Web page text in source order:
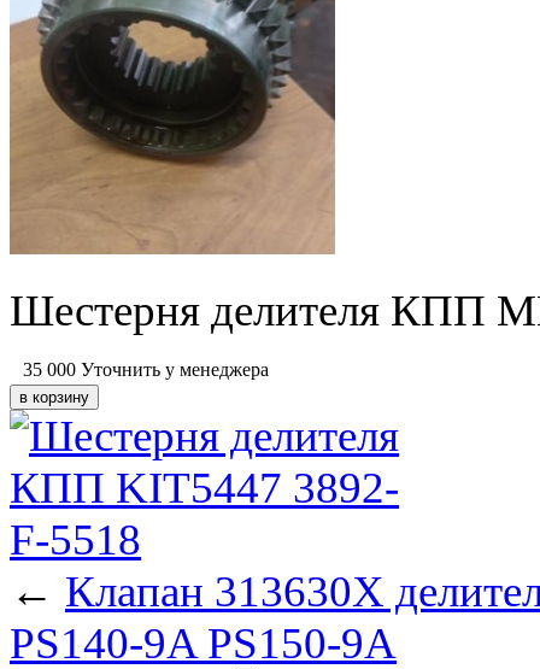
Шестерня делителя КПП
35 000 Уточнить у менеджера
← Клапан 313630X
PS140-9A PS150-9A